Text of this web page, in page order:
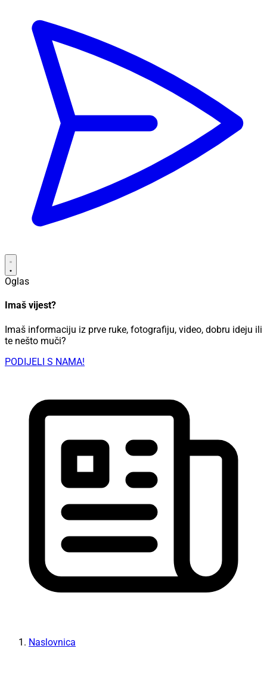
Oglas
Imaš vijest?
Imaš informaciju iz prve ruke, fotografiju, video, dobru ideju ili
te nešto muči?
PODIJELI S NAMA!
Naslovnica